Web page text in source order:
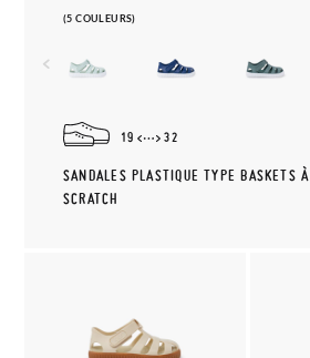
(5 COULEURS)
19 32
SANDALES PLASTIQUE TYPE BASKETS À
SCRATCH